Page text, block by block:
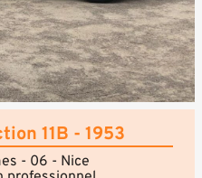
11B - 1953
- 06 - Nice